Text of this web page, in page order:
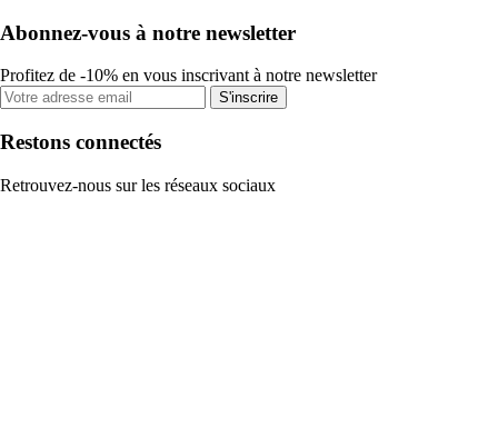
Abonnez-vous à notre newsletter
Profitez de -10% en vous inscrivant à notre newsletter
S'inscrire
Restons connectés
Retrouvez-nous sur les réseaux sociaux